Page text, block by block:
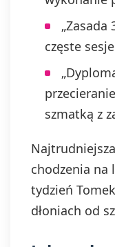
częste
szmatką z
chodzenia na
tydzień
dłoniach od